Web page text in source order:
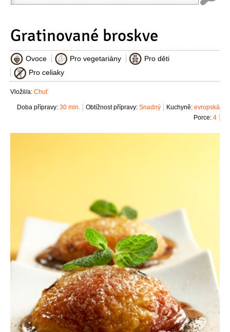
Gratinované broskve
Ovoce Pro vegetariány
Pro děti
Pro celiaky
Vložil/a: Chuť
Kuchyně: evropská
Obtížnost přípravy: Snadný
Doba přípravy: 30 min.
Porce: 4